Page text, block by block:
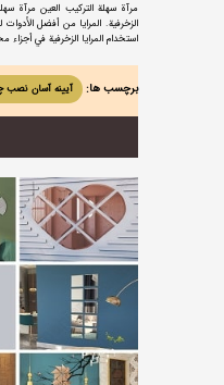
مرآة سهلة التركيب العين مرآة
الزخرفية. المرايا من أفضل
استخدام المرايا الزخرفية في
برچسب ها: آیینه آسان نصب